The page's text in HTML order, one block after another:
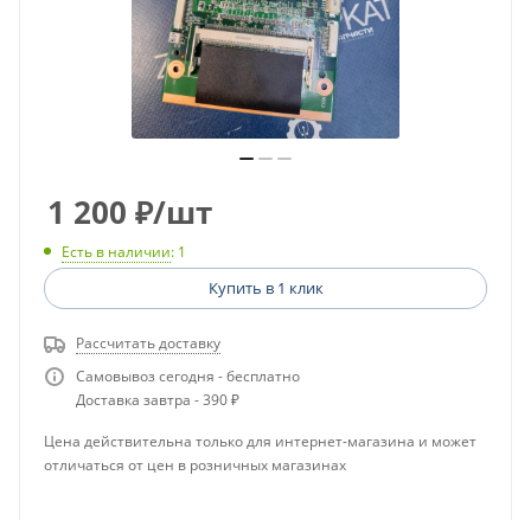
1 200 ₽/шт
Есть в наличии: 1
Купить в 1 клик
Рассчитать доставку
Самовывоз сегодня - бесплатно
Доставка завтра - 390 ₽
Цена действительна только для интернет-магазина и может
отличаться от цен в розничных магазинах